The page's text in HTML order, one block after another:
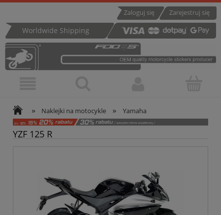
Zarejestruj się
Zaloguj się
Worldwide Shipping
» Naklejki na motocykle » Yamaha
YZF 125 R